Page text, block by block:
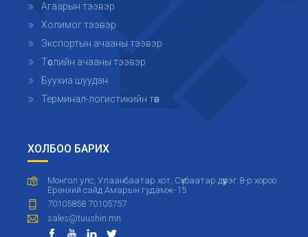
Агаарын тээвэр
Холимог тээвэр
Экспортын ачааны тээвэр
Төслийн ачааны тээвэр
Буухиа шуудан
Терминал-логистикийн төв
ХОЛБОО БАРИХ
Монгол улс, Улаанбаатар хот, Сүхбаатар дүүрэг 8-р хороо
Ерөнхий сайд Амарын гудамж-15
70105858 70105757
sales@tuushin.mn